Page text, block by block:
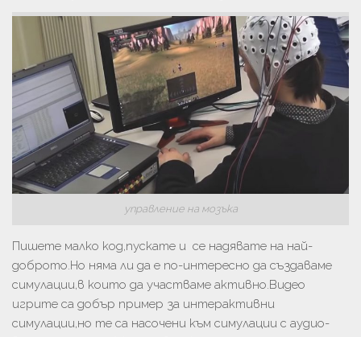
управление на мозъка
Пишете малко код,пускате и се надявате на най-
доброто.Но няма ли да е по-интересно да създаваме
симулации,в които да участваме активно.Видео
игрите са добър пример за интерактивни
симулации,но те са насочени към симулации с аудио-